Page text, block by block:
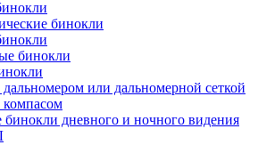
бинокли
бинокли
или дальномерной сеткой
дневного и ночного видения